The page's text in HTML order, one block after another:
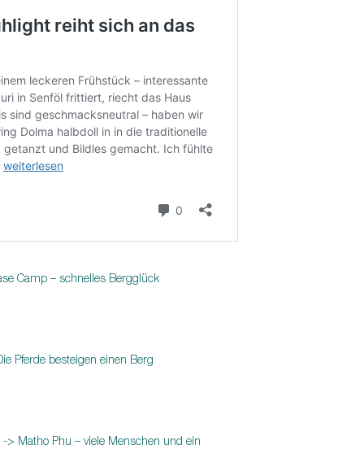
Camp – schnelles Bergglück
Pferde besteigen einen Berg
-> Matho Phu – viele Menschen und ein